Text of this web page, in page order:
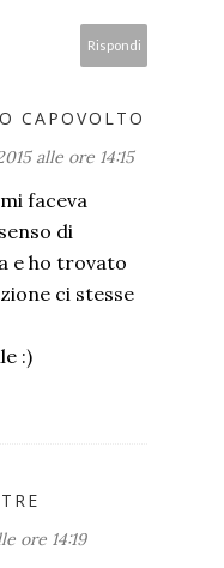
Rispondi
CAPOVOLTO
alle ore 14:15
faceva
di
e ho trovato
ci stesse
:)
ore 14:19